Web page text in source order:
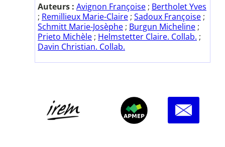
Auteurs : Avignon Françoise ; Bertholet Yves
; Remillieux Marie-Claire ; Sadoux Françoise ;
Schmitt Marie-Josèphe ; Burgun Micheline ;
Prieto Michèle ; Helmstetter Claire. Collab. ;
Davin Christian. Collab.